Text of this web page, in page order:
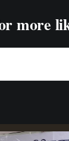
more